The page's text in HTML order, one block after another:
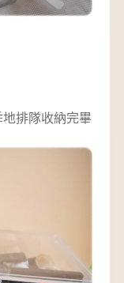
排隊收納完畢